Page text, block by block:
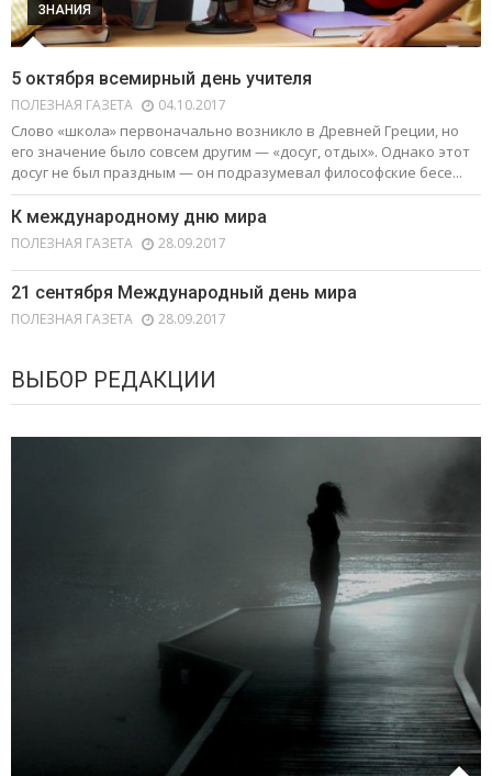
ЗНАНИЯ
5 октября всемирный день учителя
ПОЛЕЗНАЯ ГАЗЕТА 04.10.2017
Слово «школа» первоначально возникло в Древней Греции, но
его значение было совсем другим — «досуг, отдых». Однако этот
досуг не был праздным — он подразумевал философские бесе...
К международному дню мира
ПОЛЕЗНАЯ ГАЗЕТА 28.09.2017
21 сентября Международный день мира
ПОЛЕЗНАЯ ГАЗЕТА 28.09.2017
ВЫБОР РЕДАКЦИИ